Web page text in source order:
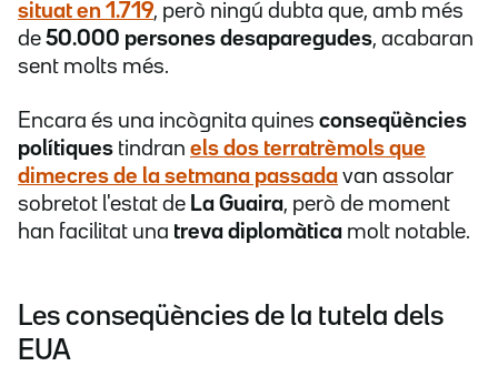
situat en 1.719, però ningú dubta que, amb més
de 50.000 persones desaparegudes, acabaran
sent molts més.
Encara és una incògnita quines conseqüències
polítiques tindran els dos terratrèmols que
dimecres de la setmana passada van assolar
sobretot l'estat de La Guaira, però de moment
han facilitat una treva diplomàtica molt notable.
Les conseqüències de la tutela dels
EUA